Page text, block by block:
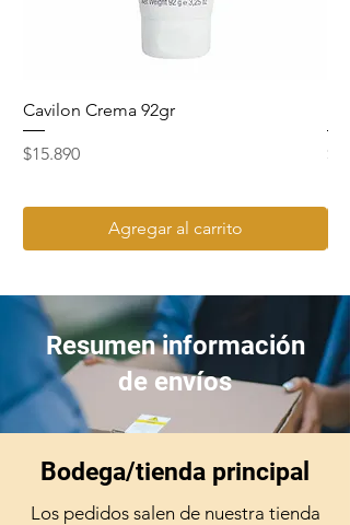
Cavilon Crema 92gr
Precio
$15.890
Agregar al carrito
Resumen información
de envíos
Bodega/tienda principal
Los pedidos salen de nuestra tienda